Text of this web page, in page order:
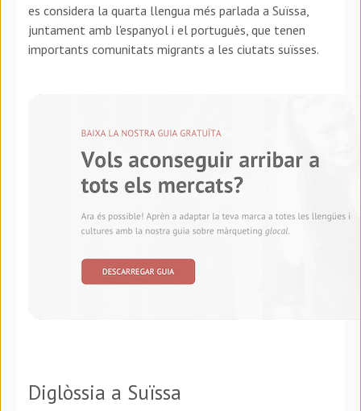
es considera la quarta llengua més parlada a Suïssa,
juntament amb l'espanyol i el portuguès, que tenen
importants comunitats migrants a les ciutats suïsses.
Diglòssia a Suïssa